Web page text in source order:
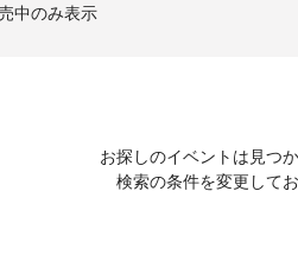
中のみ表示
お探しのイベントは見つ
検索の条件を変更して